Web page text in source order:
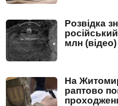
Розвідка
млн (відео)
На
раптово